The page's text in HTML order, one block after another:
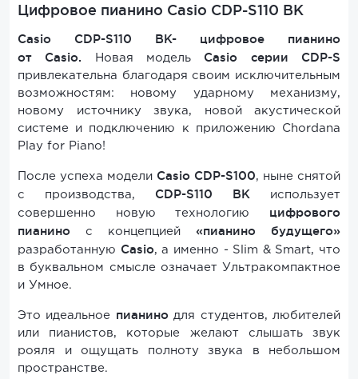
Цифровое пианино Casio CDP-S110 BK
Casio CDP-S110 BK- цифровое пианино
от Casio. Новая модель Casio серии CDP-S
привлекательна благодаря своим исключительным
возможностям: новому ударному механизму,
новому источнику звука, новой акустической
системе и подключению к приложению Chordana
Play for Piano!
После успеха модели Casio CDP-S100, ныне снятой
с производства, CDP-S110 BK
использует
совершенно новую технологию
цифрового
пианино с концепцией «пианино будущего»
разработанную Casio, а именно - Slim & Smart, что
в буквальном смысле означает Ультракомпактное
и Умное.
Это идеальное пианино для студентов, любителей
или пианистов, которые желают слышать звук
рояля и ощущать полноту звука в небольшом
пространстве.